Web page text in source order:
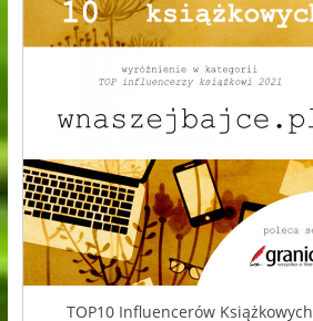
TOP10 Influencerów Książkowych